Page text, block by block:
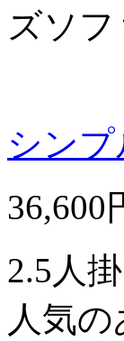
ズソフ
シン
36,600
2.5人
人気